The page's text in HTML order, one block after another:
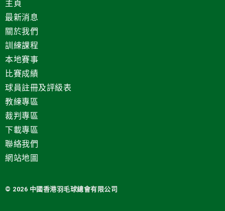
主頁
最新消息
關於我們
訓練課程
本地賽事
比賽成績
球員註冊及評級表
教練專區
裁判專區
下載專區
聯絡我們
網站地圖
© 2026 中國 香港羽毛球總會有限公司